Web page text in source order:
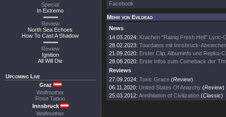
Special
In Extremo
Review
North Sea Echoes
How To Cast A Shadow
Review
Ignition
All Will Die
Upcoming Live
Graz
Wolfmother
Rose Tattoo
Innsbruck
Wolfmother
Facebook
Mehr von Evildead
News
14.03.2024: Krachen "Rainig Fresh Hell" Lyric-
28.02.2023: Tourdates mit Innsbruck-Abstecher
21.09.2020: Erster Clip, Albuminfo und Repka-
28.08.2020: Erste Infos zum Comeback der
Reviews
27.09.2024: Toxic Grace (Review)
06.11.2020: United States Of Anarchy (Review)
25.03.2012: Annihilation of Civilization (Classic)